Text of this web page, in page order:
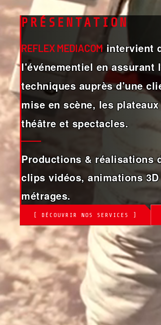
PRÉSENTATION
REFLEX MEDIACOM intervient
l'événementiel en assurant
techniques auprès d'une
mise en scène, les
théâtre et spectacles.
Productions &
clips vidéos, animations
métrages.
[ DÉCOUVRIR NOS SERVICES ]